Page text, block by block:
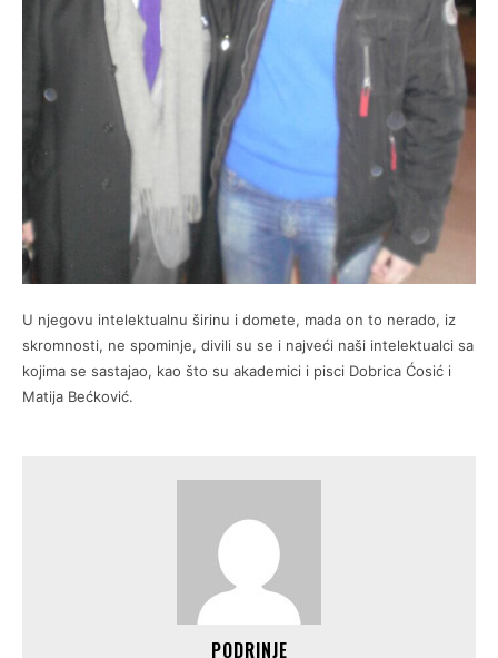
U njegovu intelektualnu širinu i domete, mada on to nerado, iz
skromnosti, ne spominje, divili su se i najveći naši intelektualci sa
kojima se sastajao, kao što su akademici i pisci Dobrica Ćosić i
Matija Bećković.
PODRINJE